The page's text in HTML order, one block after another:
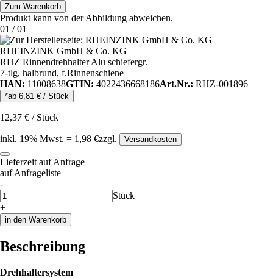
Zum Warenkorb
Produkt kann von der Abbildung abweichen.
01 /01
RHEINZINK GmbH & Co. KG
RHZ Rinnendrehhalter Alu schiefergr.
7-tlg, halbrund, f.Rinnenschiene
HAN: 11008638GTIN: 4022436668186Art.Nr.: RHZ-001896
*ab 6,81 € / Stück
12,37 € / Stück
inkl. 19% Mwst. = 1,98 €zzgl. Versandkosten
Lieferzeit auf Anfrage
auf Anfrageliste
-
Anzahl
Stück
+
in den Warenkorb
Beschreibung
Drehhaltersystem